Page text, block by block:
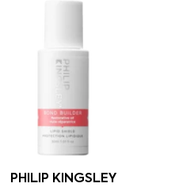
PHILIP KINGSLEY